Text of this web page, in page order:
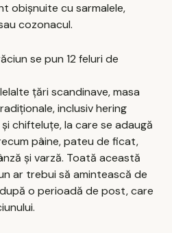
obișnuite cu sarmalele,
cozonacul.
se pun 12 feluri de
țări scandinave, masa
inclusiv hering
chifteluțe, la care se adaugă
pâine, pateu de ficat,
și varză. Toată această
ar trebui să amintească de
o perioadă de post, care